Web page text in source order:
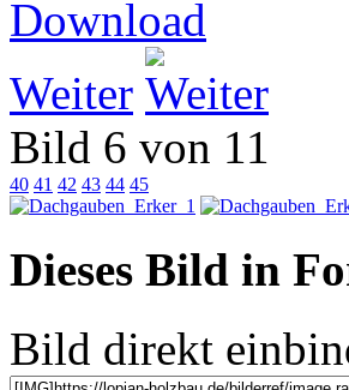
Weiter
Bild 6 von 11
40 41 42 43 44 45
Dieses Bild in
Bild direkt